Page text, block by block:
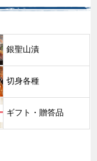
銀聖山漬
切身各種
ギフト・贈答品